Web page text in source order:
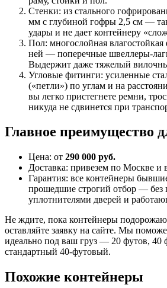
Стенки: из стального
мм с глубиной гофры 2,5 см —
удары и не дает контейнеру
Пол: многослойная
ней — поперечные швеллеры-
Выдержит даже тяжелый
Угловые фитинги: усиленные
(«петли») по углам и на
вы легко пристегнете ремни,
никуда не сдвинется при
Главное преимущество
Цена: от 290 000 руб.
Доставка: привезем по Москве и
Гарантия: все контейнеры
прошедшие строгий отбор — без
уплотнителями дверей и
Не ждите, пока контейнеры
оставляйте заявку на сайте. Мы
идеально под ваш груз — 20 футов, 40
стандартный 40-футовый.
Похожие контейнеры